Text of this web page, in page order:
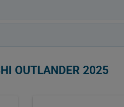
OUTLANDER 2025